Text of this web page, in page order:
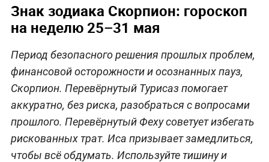
Знак зодиака Скорпион: гороскоп
на неделю 25–31 мая
Период безопасного решения прошлых проблем,
финансовой осторожности и осознанных пауз,
Скорпион. Перевёрнутый Турисаз помогает
аккуратно, без риска, разобраться с вопросами
прошлого. Перевёрнутый Феху советует избегать
рискованных трат. Иса призывает замедлиться,
чтобы всё обдумать. Используйте тишину и